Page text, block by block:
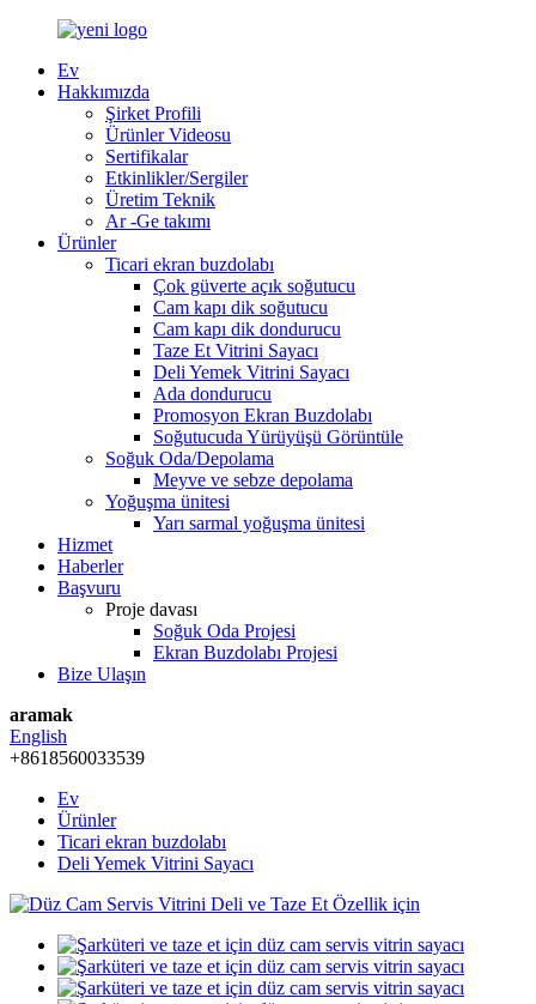
Ev
Hakkımızda
Şirket Profili
Ürünler Videosu
Sertifikalar
Etkinlikler/Sergiler
Üretim Teknik
Ar -Ge takımı
Ürünler
Ticari ekran buzdolabı
Çok güverte açık soğutucu
Cam kapı dik soğutucu
Cam kapı dik dondurucu
Taze Et Vitrini Sayacı
Deli Yemek Vitrini Sayacı
Ada dondurucu
Promosyon Ekran Buzdolabı
Soğutucuda Yürüyüşü Görüntüle
Soğuk Oda/Depolama
Meyve ve sebze depolama
Yoğuşma ünitesi
Yarı sarmal yoğuşma ünitesi
Hizmet
Haberler
Başvuru
Proje davası
Soğuk Oda Projesi
Ekran Buzdolabı Projesi
Bize Ulaşın
aramak
English
+8618560033539
Ev
Ürünler
Ticari ekran buzdolabı
Deli Yemek Vitrini Sayacı